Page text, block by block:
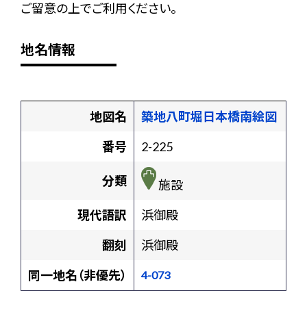
ご留意の上でご利用ください。
地名情報
地図名
築地八町堀日本橋南絵図
番号
2-225
分類
施設
現代語訳
浜御殿
翻刻
浜御殿
同一地名（非優先）
4-073